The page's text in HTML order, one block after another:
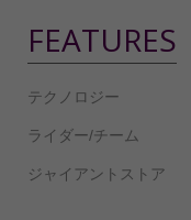
FEATURES
テクノロジー
ライダー/チーム
ジャイアントストア